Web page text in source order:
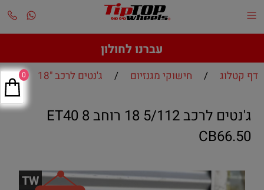
עברנו לחולון
דף קטלוג / חישוקי מגנזיום / ג'נטים לרכב "18
ג'נטים לרכב 5/112 18 רוחב 8 ET40
CB66.50
TW
0